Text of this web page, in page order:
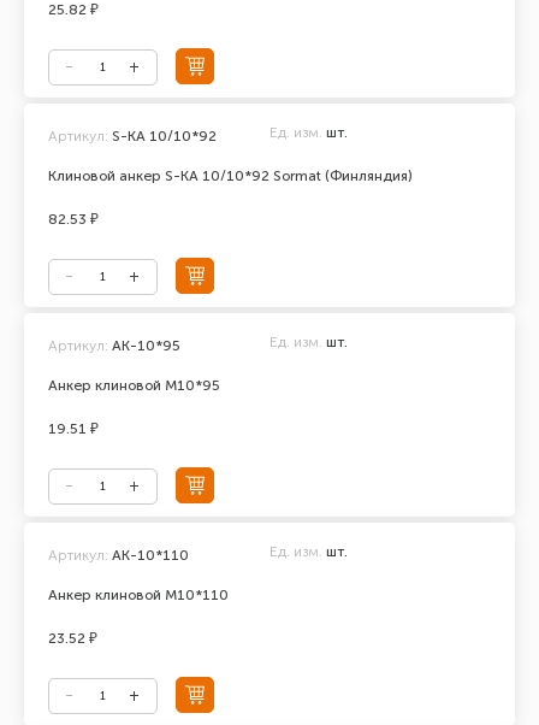
25.82 ₽
Клиновой анкер S-KA 10/10*92 Sormat (Финляндия)
Артикул: S-KA 10/10*92 Ед. изм. шт.
82.53 ₽
Анкер клиновой М10*95
Артикул: АК-10*95 Ед. изм. шт.
19.51 ₽
Анкер клиновой М10*110
Артикул: АК-10*110 Ед. изм. шт.
23.52 ₽